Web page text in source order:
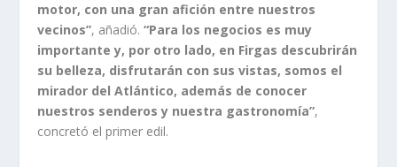
motor, con una gran afición entre nuestros
vecinos”, añadió.“Para los negocios es muy
importante y, por otro lado, en Firgas descubrirán
su belleza, disfrutarán con sus vistas, somos el
mirador del Atlántico, además de conocer
nuestros senderos y nuestra gastronomía”,
concretó el primer edil.